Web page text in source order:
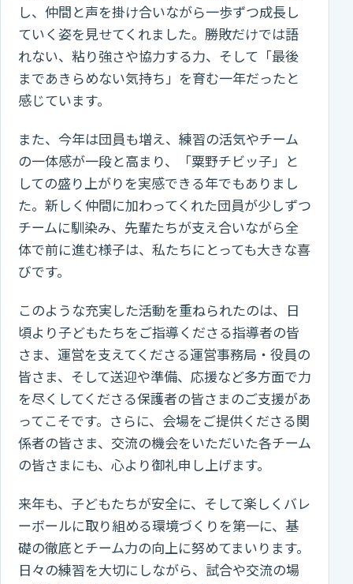
し、仲間と声を掛け合いながら一歩ずつ成長し
ていく姿を見せてくれました。勝敗だけでは語
れない、粘り強さや協力する力、そして「最後
まであきらめない気持ち」を育む一年だったと
感じています。
また、今年は団員も増え、練習の活気やチーム
の一体感が一段と高まり、「粟野チビッ子」と
しての盛り上がりを実感できる年でもありまし
た。新しく仲間に加わってくれた団員が少しずつ
チームに馴染み、先輩たちが支え合いながら全
体で前に進む様子は、私たちにとっても大きな喜
びです。
このような充実した活動を重ねられたのは、日
頃より子どもたちをご指導くださる指導者の皆
さま、運営を支えてくださる運営事務局・役員の
皆さま、そして送迎や準備、応援など多方面で力
を尽くしてくださる保護者の皆さまのご支援があ
ってこそです。さらに、会場をご提供くださる関
係者の皆さま、交流の機会をいただいた各チーム
の皆さまにも、心より御礼申し上げます。
来年も、子どもたちが安全に、そして楽しくバレ
ーボールに取り組める環境づくりを第一に、基
礎の徹底とチーム力の向上に努めてまいります。
日々の練習を大切にしながら、試合や交流の場